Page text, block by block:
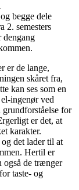
begge dele
2. semesters
dengang
er de lange,
skåret fra,
kan ses som en
ingenør ved
for
er det, at
karakter.
det lader til at
Hertil er
også de trænger
taste- og